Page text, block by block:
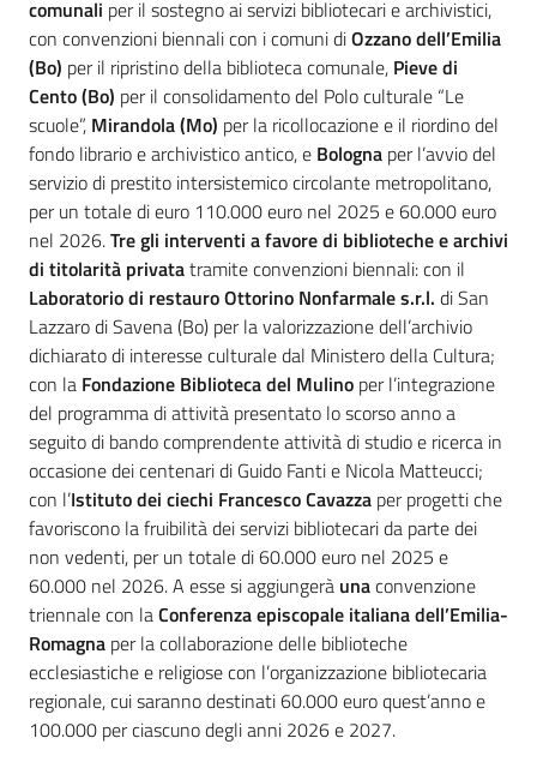
comunali per il sostegno ai servizi bibliotecari e archivistici,
con convenzioni biennali con i comuni diOzzano dell’Emilia
(Bo) per il ripristino della biblioteca comunale, Pieve di
Cento (Bo) per il consolidamento del Polo culturale “Le
scuole”, Mirandola (Mo) per la ricollocazione e il riordino del
fondo librario e archivistico antico, e Bologna per l’avvio del
servizio di prestito intersistemico circolante metropolitano,
per un totale di euro 110.000 euro nel 2025 e 60.000 euro
nel 2026.Tre gli interventi a favore di biblioteche e archivi
di titolarità privatatramite convenzioni biennali: con il
Laboratorio di restauro Ottorino Nonfarmale s.r.l. di San
Lazzaro di Savena (Bo) per la valorizzazione dell’archivio
dichiarato di interesse culturale dal Ministero della Cultura;
con la Fondazione Biblioteca del Mulino per l’integrazione
del programma di attività presentato lo scorso anno a
seguito di bando comprendente attività di studio e ricerca in
occasione dei centenari di Guido Fanti e Nicola Matteucci;
con l’Istituto dei ciechi Francesco Cavazza per progetti che
favoriscono la fruibilità dei servizi bibliotecari da parte dei
non vedenti, per un totale di 60.000 euro nel 2025 e
60.000 nel 2026. A esse si aggiungerà unaconvenzione
triennale con laConferenza episcopale italianadell’Emilia-
Romagna per la collaborazione delle biblioteche
ecclesiastiche e religiose con l’organizzazione bibliotecaria
regionale, cui saranno destinati 60.000 euro quest’anno e
100.000 per ciascuno degli anni 2026 e 2027.